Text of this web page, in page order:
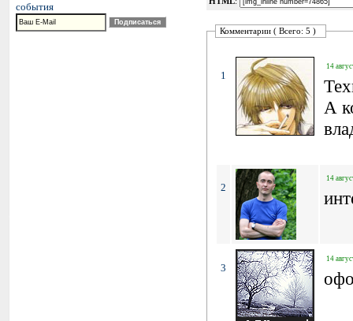
события
Комментарии ( Всего: 5 )
1
14
А
2
14
3
14